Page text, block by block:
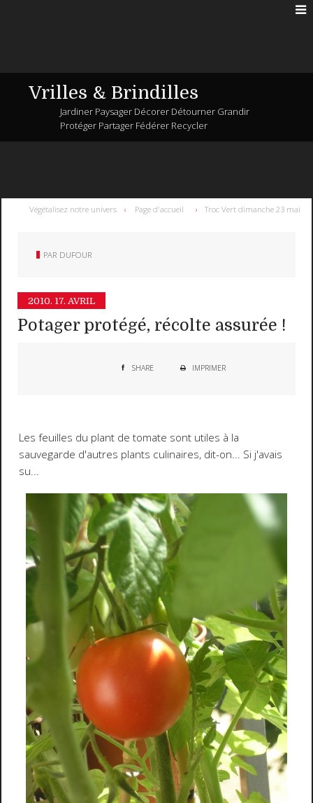
Vrilles & Brindilles
Jardiner Paysager Décorer Détourner Grandir
Protéger Partager Fédérer Recycler
Végétalisez notre univers Page d'accueil Troc Vert dimanche 23 mai
PAR DUFOUR
2010. 17. AVRIL
Potager protégé, récolte assurée !
SHARE IMPRIMER
Les feuilles du plant de tomate sont utiles à la
sauvegarde d'autres plants culinaires, dit-on... Si j'avais
su...